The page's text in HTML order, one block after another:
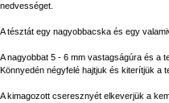
nedvességet.
A tésztát egy nagyobbacska és egy
A nagyobbat 5 - 6 mm vastagságúra és a
Könnyedén négyfelé hajtjuk és kiterítjük a
A kimagozott cseresznyét elkeverjük a